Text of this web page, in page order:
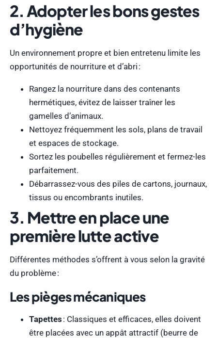
2. Adopter les bons gestes
d’hygiène
Un environnement propre et bien entretenu limite les
opportunités de nourriture et d’abri :
Rangez la nourriture dans des contenants
hermétiques, évitez de laisser traîner les
gamelles d’animaux.
Nettoyez fréquemment les sols, plans de travail
et espaces de stockage.
Sortez les poubelles régulièrement et fermez-les
parfaitement.
Débarrassez-vous des piles de cartons, journaux,
tissus ou encombrants inutiles.
3. Mettre en place une
première lutte active
Différentes méthodes s’offrent à vous selon la gravité
du problème :
Les pièges mécaniques
Tapettes : Classiques et efficaces, elles doivent
être placées avec un appât attractif (beurre de